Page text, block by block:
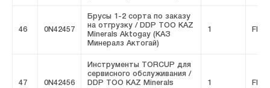
46 0N42457
Брусы 1-2 сорта по заказу
на отгрузку / DDP ТОО KAZ
Minerals Aktogay (КАЗ
Минералз Актогай)
1 FIVE
47 0N42456
Инструменты TORCUP для
сервисного обслуживания /
DDP ТОО KAZ Minerals
1 FIVE